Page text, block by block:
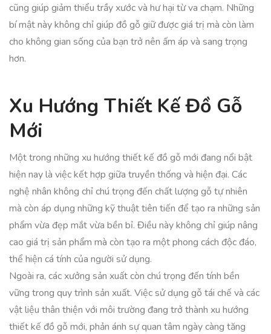
cũng giúp giảm thiểu trầy xước và hư hại từ va chạm. Những
bí mật này không chỉ giúp đồ gỗ giữ được giá trị mà còn làm
cho không gian sống của bạn trở nên ấm áp và sang trọng
hơn.
Xu Hướng Thiết Kế Đồ Gỗ
Mới
Một trong những xu hướng thiết kế đồ gỗ mới đang nổi bật
hiện nay là việc kết hợp giữa truyền thống và hiện đại. Các
nghệ nhân không chỉ chú trọng đến chất lượng gỗ tự nhiên
mà còn áp dụng những kỹ thuật tiên tiến để tạo ra những sản
phẩm vừa đẹp mắt vừa bền bỉ. Điều này không chỉ giúp nâng
cao giá trị sản phẩm mà còn tạo ra một phong cách độc đáo,
thể hiện cá tính của người sử dụng.
Ngoài ra, các xưởng sản xuất còn chú trọng đến tính bền
vững trong quy trình sản xuất. Việc sử dụng gỗ tái chế và các
vật liệu thân thiện với môi trường đang trở thành xu hướng
thiết kế đồ gỗ mới, phản ánh sự quan tâm ngày càng tăng